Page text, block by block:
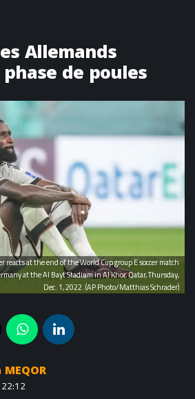
Allemands
de poules
at the end of the World Cup group E soccer match
at the Al Bayt Stadium in Al Khor, Qatar, Thursday,
Dec. 1, 2022. (AP Photo/Matthias Schrader)